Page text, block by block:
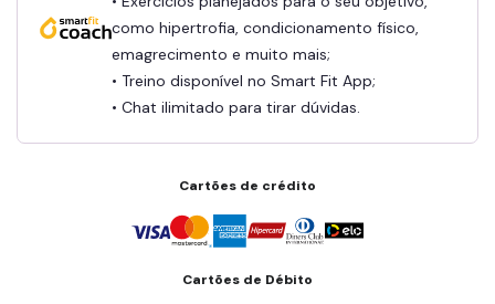
como hipertrofia, condicionamento físico,
emagrecimento e muito mais;
• Treino disponível no Smart Fit App;
• Chat ilimitado para tirar dúvidas.
Cartões de crédito
Cartões de Débito